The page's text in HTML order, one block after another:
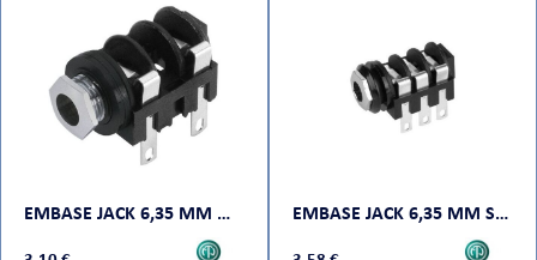
EMBASE JACK 6,35 MM MONO À COUPURE NOIR/CHROME EMBASE JACK 6,35 MM STÉRÉO À COUPURE NOIR/CHROME